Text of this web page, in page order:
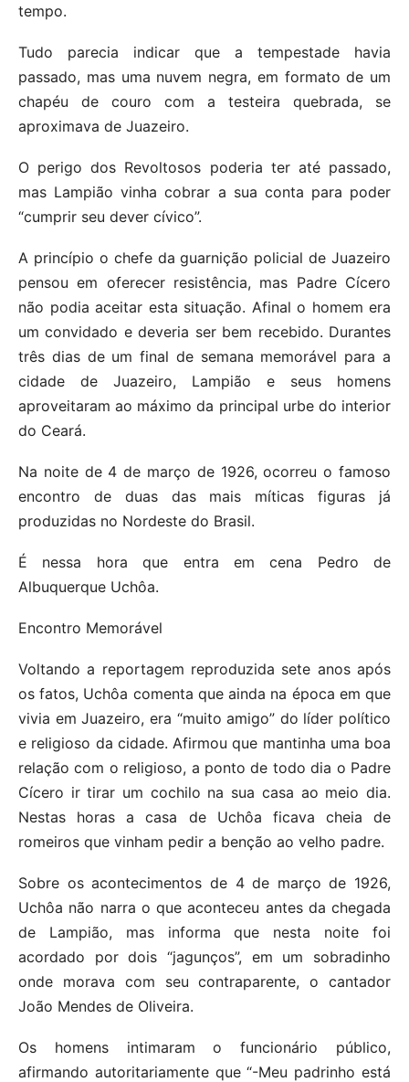
tempo.
Tudo parecia indicar que a tempestade havia
passado, mas uma nuvem negra, em formato de um
chapéu de couro com a testeira quebrada, se
aproximava de Juazeiro.
O perigo dos Revoltosos poderia ter até passado,
mas Lampião vinha cobrar a sua conta para poder
“cumprir seu dever cívico”.
A princípio o chefe da guarnição policial de Juazeiro
pensou em oferecer resistência, mas Padre Cícero
não podia aceitar esta situação. Afinal o homem era
um convidado e deveria ser bem recebido. Durantes
três dias de um final de semana memorável para a
cidade de Juazeiro, Lampião e seus homens
aproveitaram ao máximo da principal urbe do interior
do Ceará.
Na noite de 4 de março de 1926, ocorreu o famoso
encontro de duas das mais míticas figuras já
produzidas no Nordeste do Brasil.
É nessa hora que entra em cena Pedro de
Albuquerque Uchôa.
Encontro Memorável
Voltando a reportagem reproduzida sete anos após
os fatos, Uchôa comenta que ainda na época em que
vivia em Juazeiro, era “muito amigo” do líder político
e religioso da cidade. Afirmou que mantinha uma boa
relação com o religioso, a ponto de todo dia o Padre
Cícero ir tirar um cochilo na sua casa ao meio dia.
Nestas horas a casa de Uchôa ficava cheia de
romeiros que vinham pedir a benção ao velho padre.
Sobre os acontecimentos de 4 de março de 1926,
Uchôa não narra o que aconteceu antes da chegada
de Lampião, mas informa que nesta noite foi
acordado por dois “jagunços”, em um sobradinho
onde morava com seu contraparente, o cantador
João Mendes de Oliveira.
Os homens intimaram o funcionário público,
afirmando autoritariamente que “-Meu padrinho está